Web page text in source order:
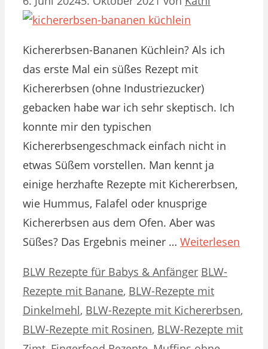
Kichererbsen-Bananen Küchlein? Als ich
das erste Mal ein süßes Rezept mit
Kichererbsen (ohne Industriezucker)
gebacken habe war ich sehr skeptisch. Ich
konnte mir den typischen
Kichererbsengeschmack einfach nicht in
etwas Süßem vorstellen. Man kennt ja
einige herzhafte Rezepte mit Kichererbsen,
wie Hummus, Falafel oder knusprige
Kichererbsen aus dem Ofen. Aber was
Süßes? Das Ergebnis meiner … Weiterlesen
Kategorien
BLW Rezepte für Babys & Anfänger Schlagwörter
BLW-
Rezepte mit Banane, BLW-Rezepte mit
Dinkelmehl, BLW-Rezepte mit Kichererbsen,
BLW-Rezepte mit Rosinen, BLW-Rezepte mit